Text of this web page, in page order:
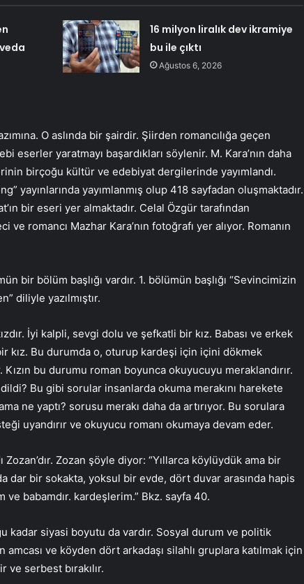
16 milyon liralık dev ikramiye
bu ile çıktı
Ağustos 6, 2026
O aslında bir şairdir. Şiirden romancılığa geçen
eserler yaratmayı başardıkları söylenir. M. Kara’nın daha
birçoğu kültür ve edebiyat dergilerinde yayımlandı.
yayınlarında yayımlanmış olup 418 sayfadan oluşmaktadır.
bir eseri yer almaktadır. Celal Özgür tarafından
romancı Mazhar Kara’nın fotoğrafı yer alıyor. Romanın
bir bölüm başlığı vardır. 1. bölümün başlığı “Sevincimizin
diliyle yazılmıştır.
İyi kalpli, sevgi dolu ve şefkatli bir kız. Babası ve erkek
kız. Bu durumda o, oturup kardeşi için içini dökmek
Kızın bu durumu roman boyunca okuyucuyu meraklandırır.
Bu gibi sorular insanlarda okuma merakını harekete
ne yaptı? sorusu merakı daha da artırıyor. Bu sorulara
uyandırır ve okuyucu romanı okumaya devam eder.
Zozan’dır. Zozan şöyle diyor: “Yıllarca köylüydük ama bir
dar bir sokakta, yoksul bir evde, dört duvar arasında hapis
ve babamdır. kardeşlerim.” Bkz. sayfa 40.
kadar siyasi boyutu da vardır. Sosyal durum ve politik
amcası ve köyden dört arkadaşı silahlı gruplara katılmak için
ve serbest bırakılır.